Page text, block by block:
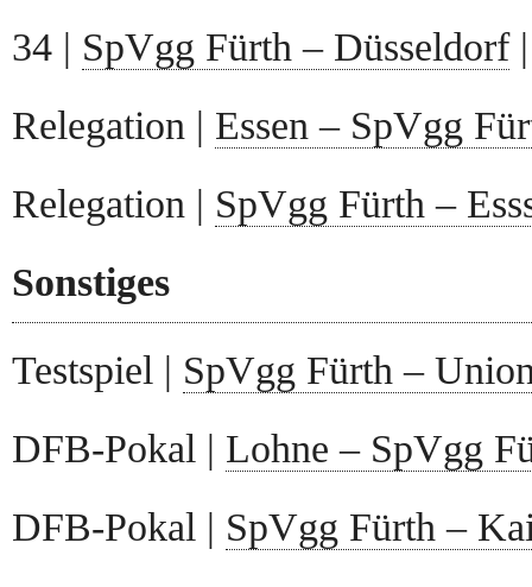
34 | SpVgg Fürth – Düsseldorf|
Relegation | Essen – SpVgg
Relegation | SpVgg Fürth –
Sonstiges
Testspiel | SpVgg Fürth –
DFB-Pokal | Lohne – SpVgg
DFB-Pokal | SpVgg Fürth –